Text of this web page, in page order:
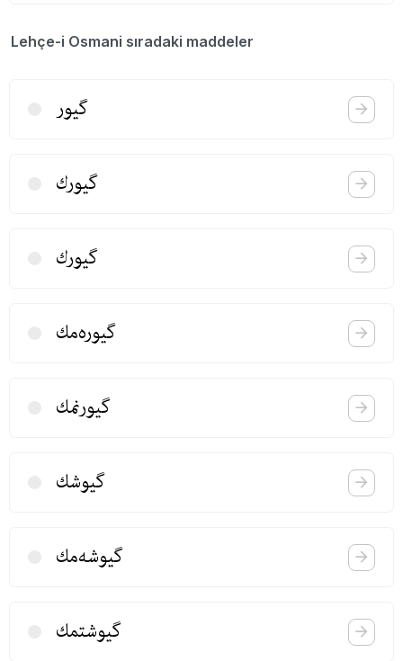
Lehçe-i Osmani sıradaki maddeler
گیور
گیورك
گیورك
گیوره‌مك
گیورنمك
گیوشك
گیوشه‌مك
گیوشتمك